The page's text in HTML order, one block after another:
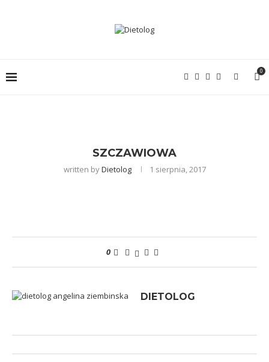
0
SZCZAWIOWA
written byDietolog 1 sierpnia, 2017
0
DIETOLOG